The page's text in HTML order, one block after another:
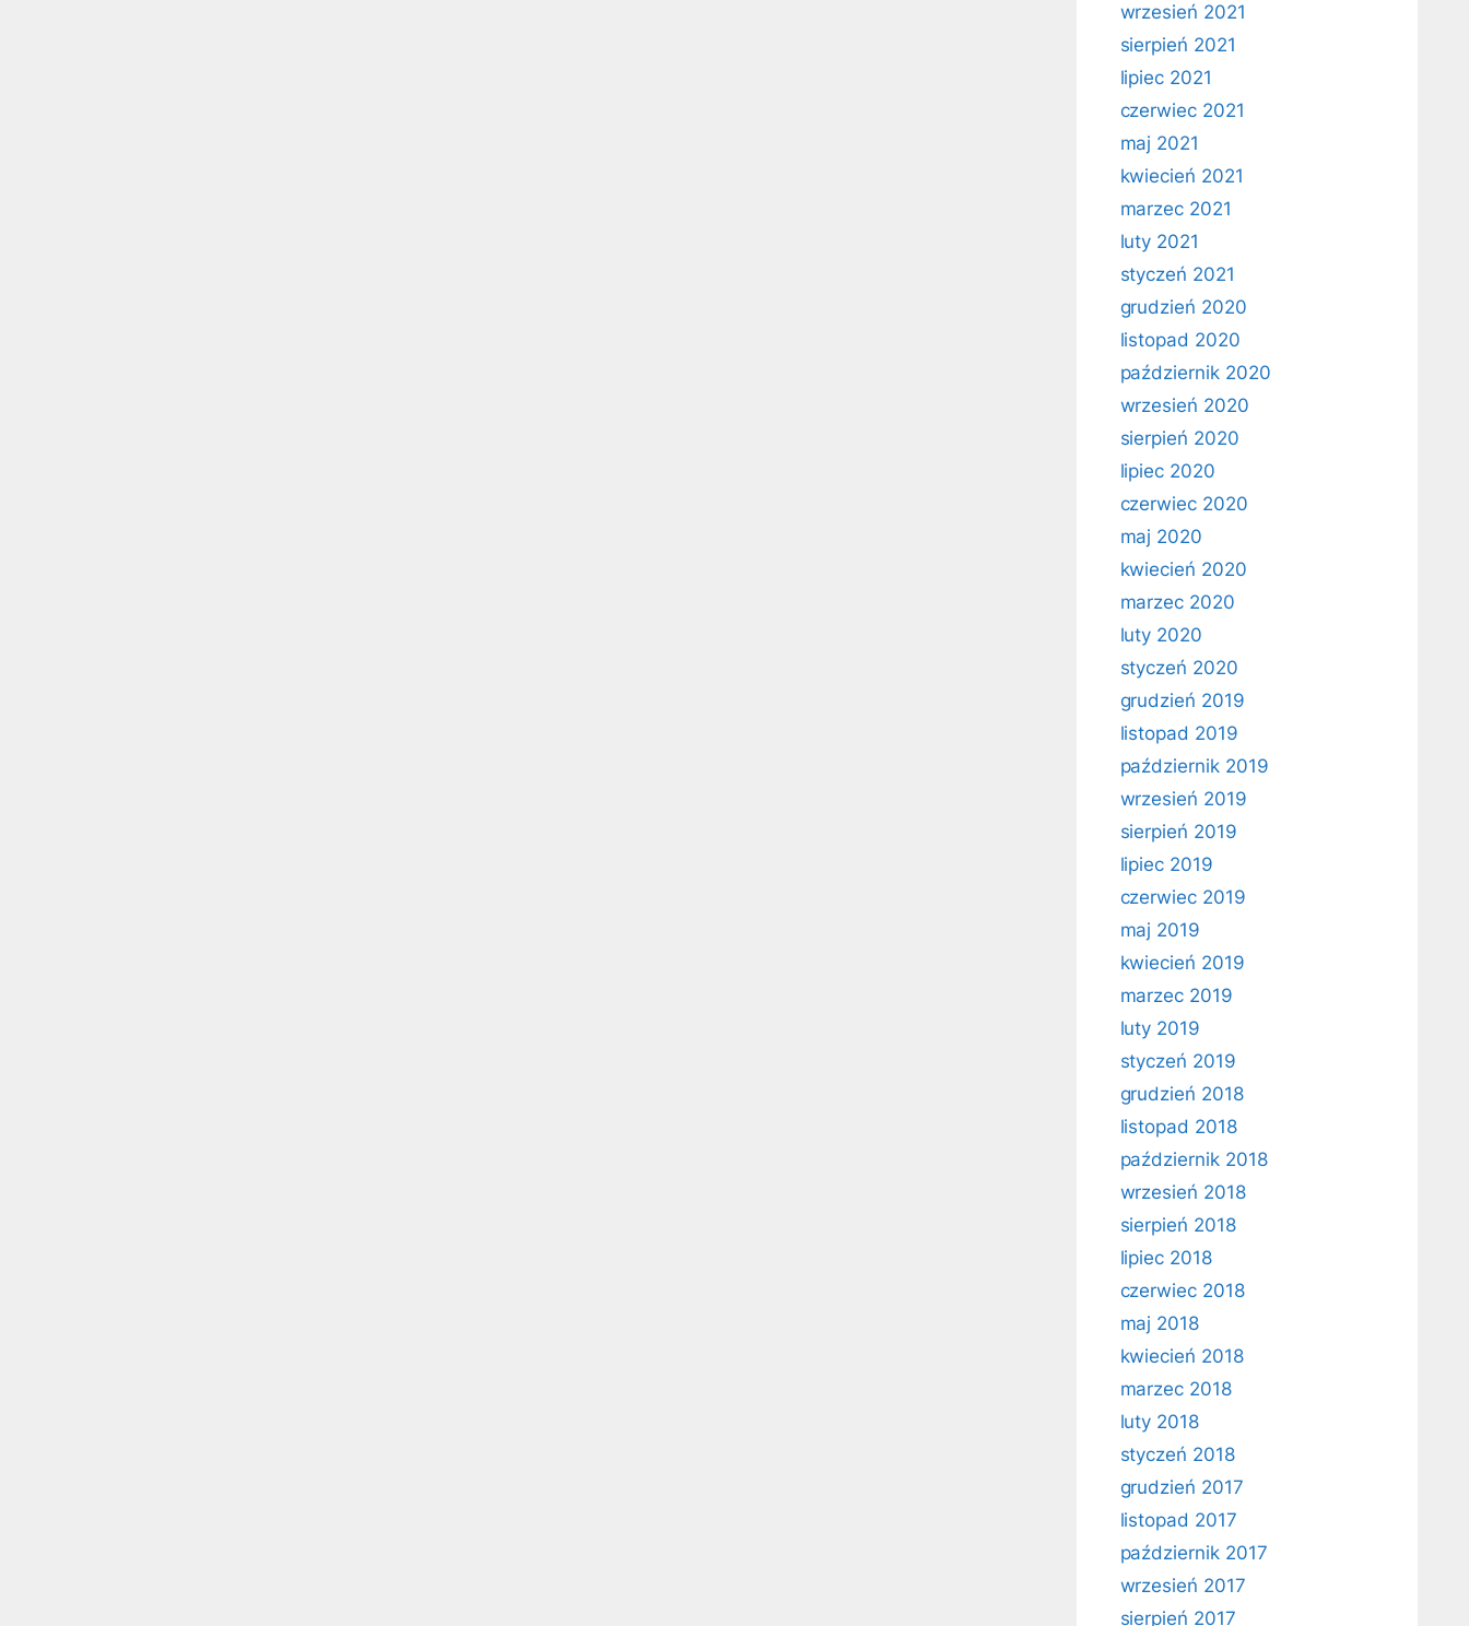
wrzesień 2021
sierpień 2021
lipiec 2021
czerwiec 2021
maj 2021
kwiecień 2021
marzec 2021
luty 2021
styczeń 2021
grudzień 2020
listopad 2020
październik 2020
wrzesień 2020
sierpień 2020
lipiec 2020
czerwiec 2020
maj 2020
kwiecień 2020
marzec 2020
luty 2020
styczeń 2020
grudzień 2019
listopad 2019
październik 2019
wrzesień 2019
sierpień 2019
lipiec 2019
czerwiec 2019
maj 2019
kwiecień 2019
marzec 2019
luty 2019
styczeń 2019
grudzień 2018
listopad 2018
październik 2018
wrzesień 2018
sierpień 2018
lipiec 2018
czerwiec 2018
maj 2018
kwiecień 2018
marzec 2018
luty 2018
styczeń 2018
grudzień 2017
listopad 2017
październik 2017
wrzesień 2017
sierpień 2017